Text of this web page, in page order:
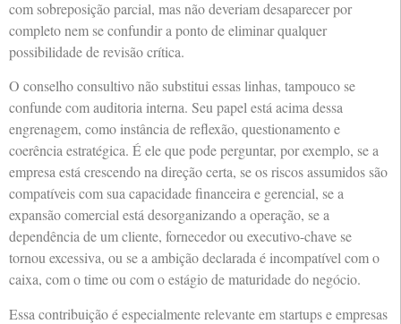
com sobreposição parcial, mas não deveriam desaparecer por
completo nem se confundir a ponto de eliminar qualquer
possibilidade de revisão crítica.
O conselho consultivo não substitui essas linhas, tampouco se
confunde com auditoria interna. Seu papel está acima dessa
engrenagem, como instância de reflexão, questionamento e
coerência estratégica. É ele que pode perguntar, por exemplo, se a
empresa está crescendo na direção certa, se os riscos assumidos são
compatíveis com sua capacidade financeira e gerencial, se a
expansão comercial está desorganizando a operação, se a
dependência de um cliente, fornecedor ou executivo-chave se
tornou excessiva, ou se a ambição declarada é incompatível com o
caixa, com o time ou com o estágio de maturidade do negócio.
Essa contribuição é especialmente relevante em startups e empresas